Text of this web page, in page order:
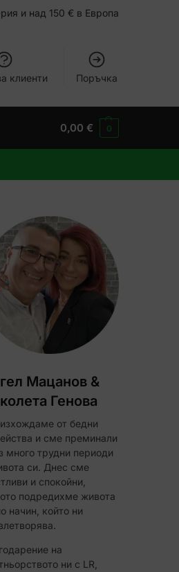
и над 150 € в Европа
клиенти Поръчка
0,00€ 0
Мацанов &
Генова
от бедни
и сме преминали
много трудни периоди
си. Днес сме
и спокойни,
подредихме живота
начин, който ни
на
ни с LR,